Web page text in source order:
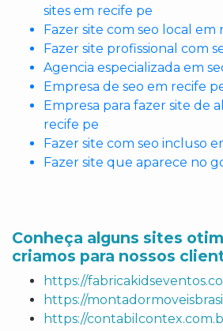
sites em recife pe
Fazer site com seo local em
Fazer site profissional com
Agencia especializada em
Empresa de seo em recife
Empresa para fazer site de
recife pe
Fazer site com seo incluso
Fazer site que aparece no
Conheça alguns sites
criamos para nossos
https://
https://
https://